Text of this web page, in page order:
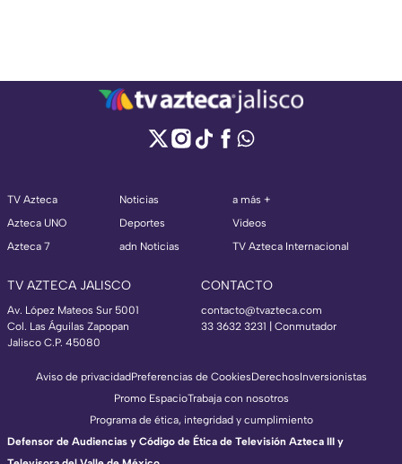
TV Azteca
Azteca UNO
Azteca 7
Noticias
Deportes
adn Noticias
a más +
Videos
TV Azteca Internacional
TV AZTECA JALISCO
Av. López Mateos Sur 5001
Col. Las Águilas Zapopan
Jalisco C.P. 45080
CONTACTO
contacto@tvazteca.com
33 3632 3231 | Conmutador
Aviso de privacidadPreferencias de CookiesDerechosInversionistas
Promo EspacioTrabaja con nosotros
Programa de ética, integridad y cumplimiento
Defensor de Audiencias y Código de Ética de Televisión Azteca III y